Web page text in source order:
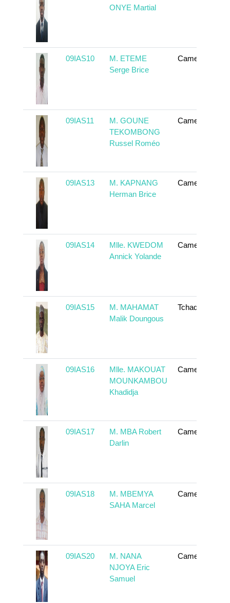
ONYE Martial
09IAS10
M. ETEME
Serge Brice
Cameroun
09IAS11
M. GOUNE
TEKOMBONG
Russel Roméo
Cameroun
09IAS13
M. KAPNANG
Herman Brice
Cameroun
09IAS14
Mlle. KWEDOM
Annick Yolande
Cameroun
09IAS15
M. MAHAMAT
Malik Doungous
Tchad
09IAS16
Mlle. MAKOUAT
MOUNKAMBOU
Khadidja
Cameroun
09IAS17
M. MBA Robert
Darlin
Cameroun
09IAS18
M. MBEMYA
SAHA Marcel
Cameroun
09IAS20
M. NANA
NJOYA Eric
Samuel
Cameroun